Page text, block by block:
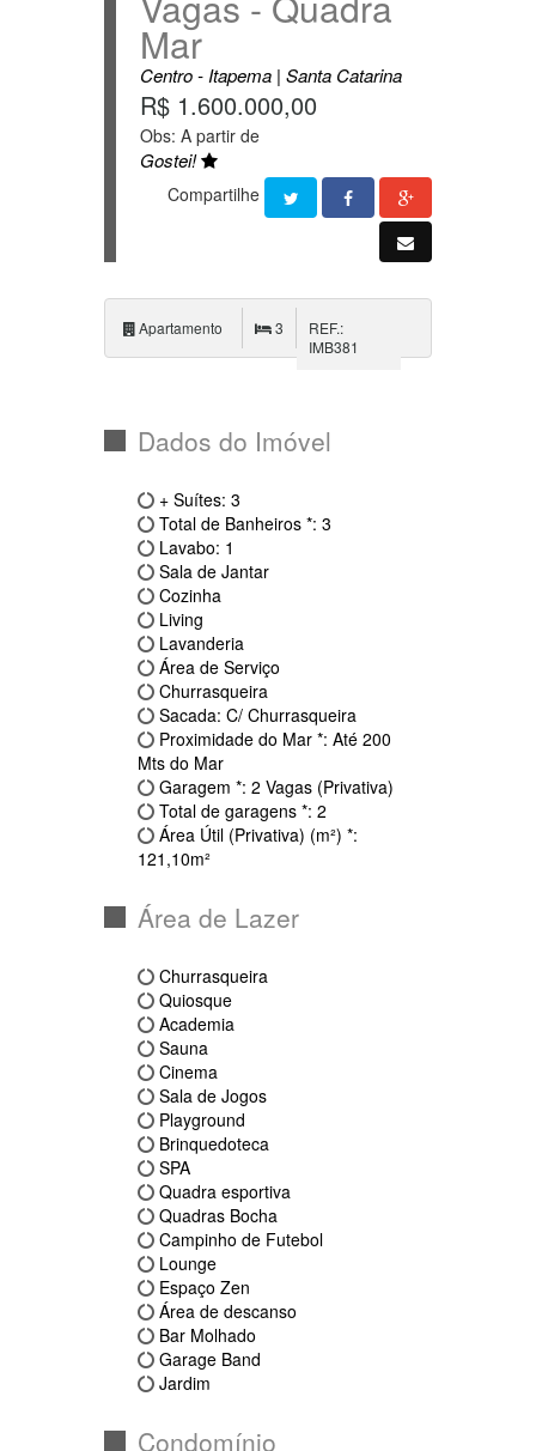
3 Suítes - 2
Vagas - Quadra
Mar
Centro - Itapema | Santa Catarina
R$ 1.600.000,00
Obs: A partir de
Dados do Imóvel
+ Suítes: 3
Total de Banheiros *: 3
Lavabo: 1
Sala de Jantar
Cozinha
Living
Lavanderia
Área de Serviço
Churrasqueira
Sacada: C/ Churrasqueira
Proximidade do Mar *: Até 200
Mts do Mar
Garagem *: 2 Vagas (Privativa)
Total de garagens *: 2
121,10m²
Área de Lazer
Churrasqueira
Quiosque
Academia
Sauna
Cinema
Sala de Jogos
Playground
Brinquedoteca
SPA
Quadra esportiva
Quadras Bocha
Campinho de Futebol
Lounge
Espaço Zen
Área de descanso
Bar Molhado
Jardim